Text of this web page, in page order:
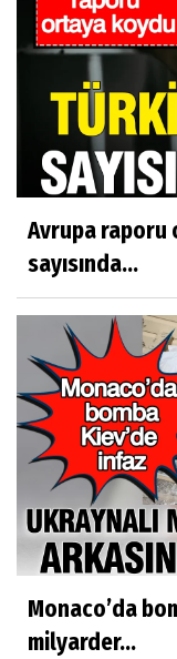
Avrupa
sayısında...
Monaco’da
milyarder...